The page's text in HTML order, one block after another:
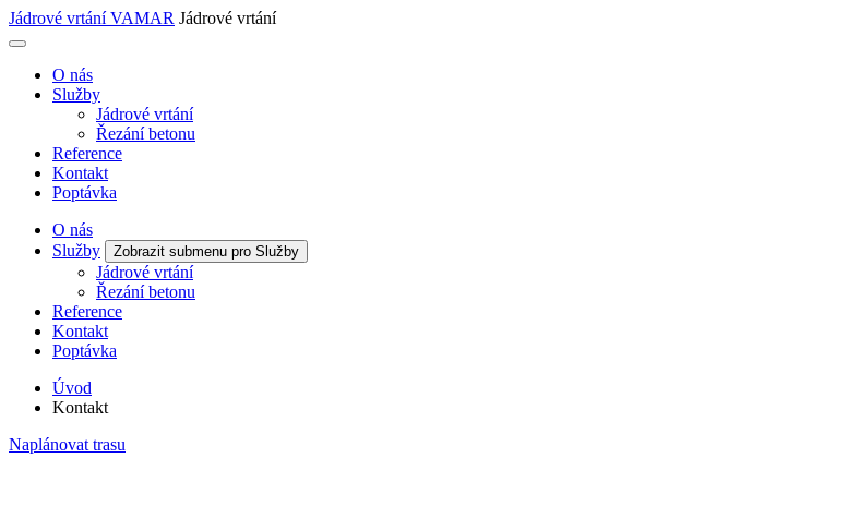
Jádrové vrtání VAMAR Jádrové vrtání
O nás
Služby
Jádrové vrtání
Řezání betonu
Reference
Kontakt
Poptávka
O nás
Služby
Zobrazit submenu pro Služby
Jádrové vrtání
Řezání betonu
Reference
Kontakt
Poptávka
Úvod
Kontakt
Naplánovat trasu